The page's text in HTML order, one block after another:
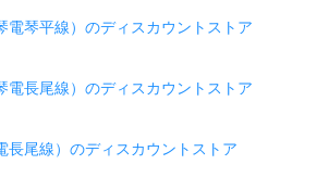
電琴平線）のディスカウントストア
電長尾線）のディスカウントストア
長尾線）のディスカウントストア